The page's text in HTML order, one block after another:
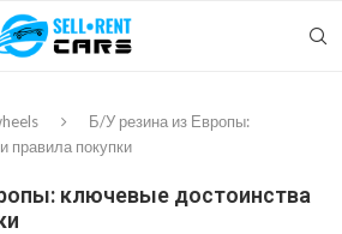
Б/У резина из Европы:
правила покупки
ключевые достоинства